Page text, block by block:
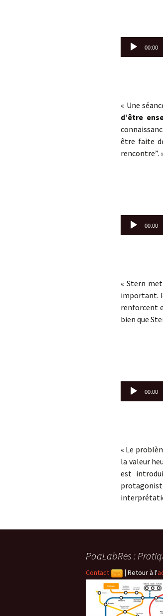
Lecteur
audio
00:00
« Une
d’être
être faite
rencontre”.
Lecteur
audio
00:00
« Stern
important.
renforcent
bien que
Lecteur
audio
00:00
« Le
la valeur
est
PaaLabRes :
Contact | Retour à l'